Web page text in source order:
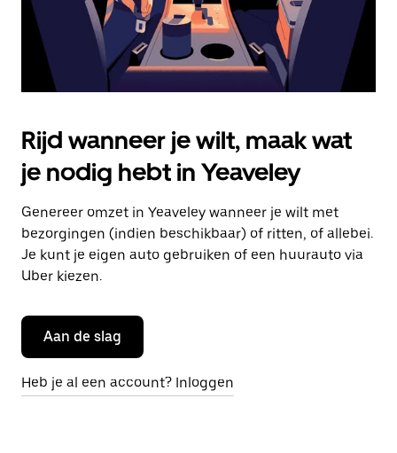
sluiten.
Rijd wanneer je wilt, maak wat
je nodig hebt in Yeaveley
Genereer omzet in Yeaveley wanneer je wilt met
bezorgingen (indien beschikbaar) of ritten, of allebei.
Je kunt je eigen auto gebruiken of een huurauto via
Uber kiezen.
Aan de slag
Heb je al een account? Inloggen